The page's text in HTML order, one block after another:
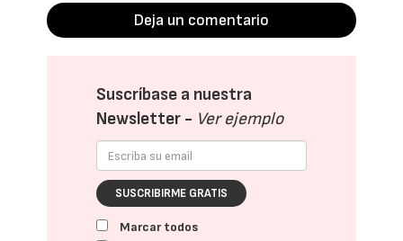
Deja un comentario
Suscríbase a nuestra
Newsletter - Ver ejemplo
SUSCRIBIRME GRATIS
Marcar todos